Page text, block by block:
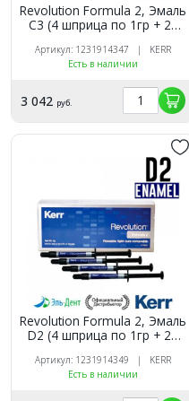
Revolution Formula 2, Эмаль
C3 (4 шприца по 1гр + 20
композитный материал,
29504, Kerr
Артикул: 1231914347 | KERR
Есть в наличии
3 042 руб.
Revolution Formula 2, Эмаль
D2 (4 шприца по 1гр + 20
композитный материал,
29506, Kerr
Артикул: 1231914349 | KERR
Есть в наличии